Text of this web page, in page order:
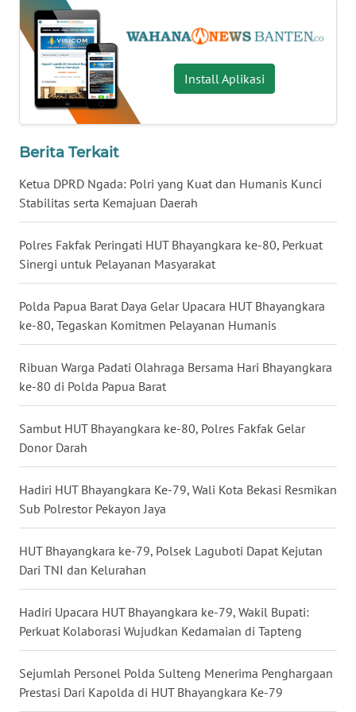
Install Aplikasi
Berita Terkait
Ketua DPRD Ngada: Polri yang Kuat dan Humanis Kunci
Stabilitas serta Kemajuan Daerah
Polres Fakfak Peringati HUT Bhayangkara ke-80, Perkuat
Sinergi untuk Pelayanan Masyarakat
Polda Papua Barat Daya Gelar Upacara HUT Bhayangkara
ke-80, Tegaskan Komitmen Pelayanan Humanis
Ribuan Warga Padati Olahraga Bersama Hari Bhayangkara
ke-80 di Polda Papua Barat
Sambut HUT Bhayangkara ke-80, Polres Fakfak Gelar
Donor Darah
Hadiri HUT Bhayangkara Ke-79, Wali Kota Bekasi Resmikan
Sub Polrestor Pekayon Jaya
HUT Bhayangkara ke-79, Polsek Laguboti Dapat Kejutan
Dari TNI dan Kelurahan
Hadiri Upacara HUT Bhayangkara ke-79, Wakil Bupati:
Perkuat Kolaborasi Wujudkan Kedamaian di Tapteng
Sejumlah Personel Polda Sulteng Menerima Penghargaan
Prestasi Dari Kapolda di HUT Bhayangkara Ke-79
WN
BABEL
WN
SUMBAR
WN
WN
WN
JATENG
WN
NUSANTARA
WN
JOGJA
WN
JATIM
WN
WN
WN
KALTENG